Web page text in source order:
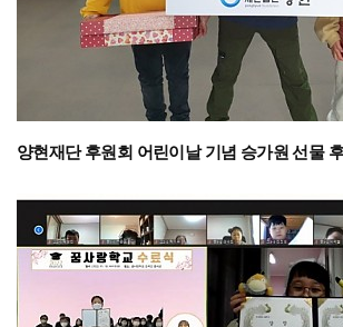
양현재단 후원회 어린이날 기념 승가원 선물